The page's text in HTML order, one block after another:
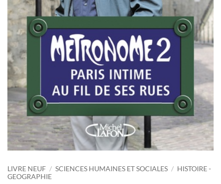
LIVRE NEUF / SCIENCES HUMAINES ET SOCIALES / HISTOIRE -
GEOGRAPHIE